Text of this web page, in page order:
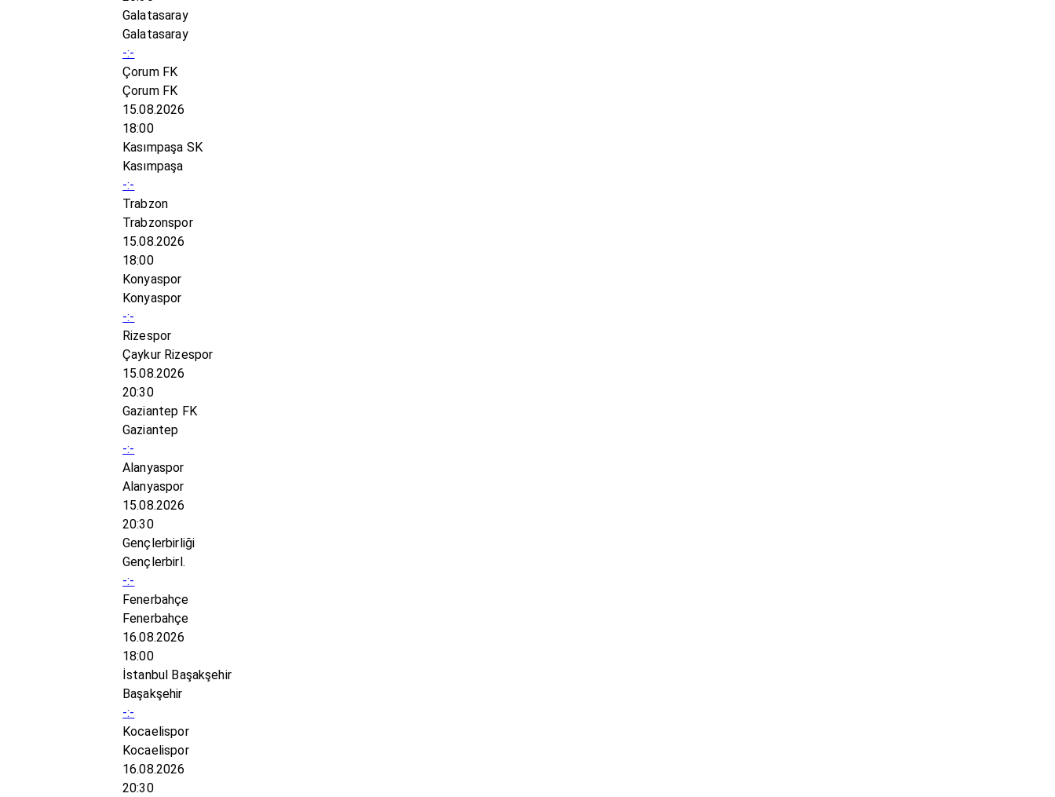
Galatasaray
Galatasaray
-:-
Çorum FK
Çorum FK
15.08.2026
18:00
Kasımpaşa SK
Kasımpaşa
-:-
Trabzon
Trabzonspor
15.08.2026
18:00
Konyaspor
Konyaspor
-:-
Rizespor
Çaykur Rizespor
15.08.2026
20:30
Gaziantep FK
Gaziantep
-:-
Alanyaspor
Alanyaspor
15.08.2026
20:30
Gençlerbirliği
Gençlerbirl.
-:-
Fenerbahçe
Fenerbahçe
16.08.2026
18:00
İstanbul Başakşehir
Başakşehir
-:-
Kocaelispor
Kocaelispor
16.08.2026
20:30